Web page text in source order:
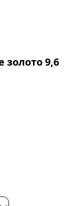
золото 9,6